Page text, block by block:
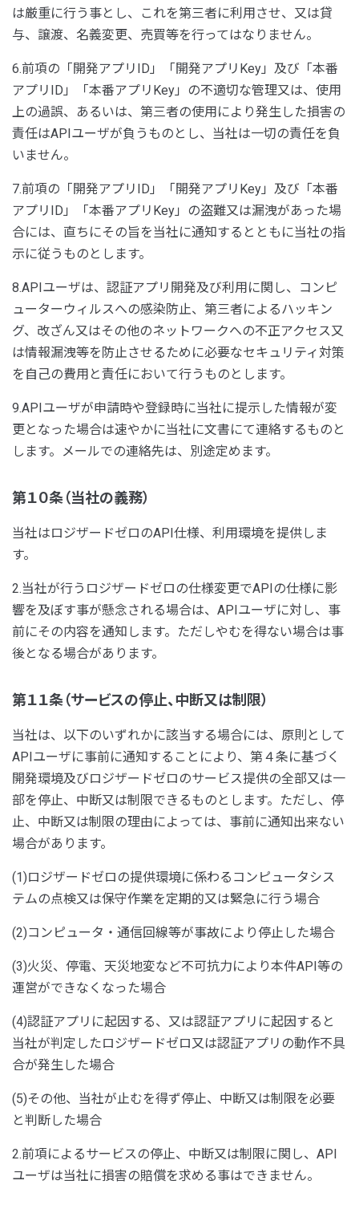
は厳重に行う事とし、これを第三者に利用させ、又は貸
与、譲渡、名義変更、売買等を行ってはなりません。
6.前項の「開発アプリID」「開発アプリKey」及び「本番
アプリID」「本番アプリKey」の不適切な管理又は、使用
上の過誤、あるいは、第三者の使用により発生した損害の
責任はAPIユーザが負うものとし、当社は一切の責任を負
いません。
7.前項の「開発アプリID」「開発アプリKey」及び「本番
アプリID」「本番アプリKey」の盗難又は漏洩があった場
合には、直ちにその旨を当社に通知するとともに当社の指
示に従うものとします。
8.APIユーザは、認証アプリ開発及び利用に関し、コンピ
ューターウィルスへの感染防止、第三者によるハッキン
グ、改ざん又はその他のネットワークへの不正アクセス又
は情報漏洩等を防止させるために必要なセキュリティ対策
を自己の費用と責任において行うものとします。
9.APIユーザが申請時や登録時に当社に提示した情報が変
更となった場合は速やかに当社に文書にて連絡するものと
します。メールでの連絡先は、別途定めます。
第１０条（当社の義務）
当社はロジザードゼロのAPI仕様、利用環境を提供しま
す。
2.当社が行うロジザードゼロの仕様変更でAPIの仕様に影
響を及ぼす事が懸念される場合は、APIユーザに対し、事
前にその内容を通知します。ただしやむを得ない場合は事
後となる場合があります。
第１１条（サービスの停止、中断又は制限）
当社は、以下のいずれかに該当する場合には、原則として
APIユーザに事前に通知することにより、第４条に基づく
開発環境及びロジザードゼロのサービス提供の全部又は一
部を停止、中断又は制限できるものとします。ただし、停
止、中断又は制限の理由によっては、事前に通知出来ない
場合があります。
(1)ロジザードゼロの提供環境に係わるコンピュータシス
テムの点検又は保守作業を定期的又は緊急に行う場合
(2)コンピュータ・通信回線等が事故により停止した場合
(3)火災、停電、天災地変など不可抗力により本件API等の
運営ができなくなった場合
(4)認証アプリに起因する、又は認証アプリに起因すると
当社が判定したロジザードゼロ又は認証アプリの動作不具
合が発生した場合
(5)その他、当社が止むを得ず停止、中断又は制限を必要
と判断した場合
2.前項によるサービスの停止、中断又は制限に関し、API
ユーザは当社に損害の賠償を求める事はできません。